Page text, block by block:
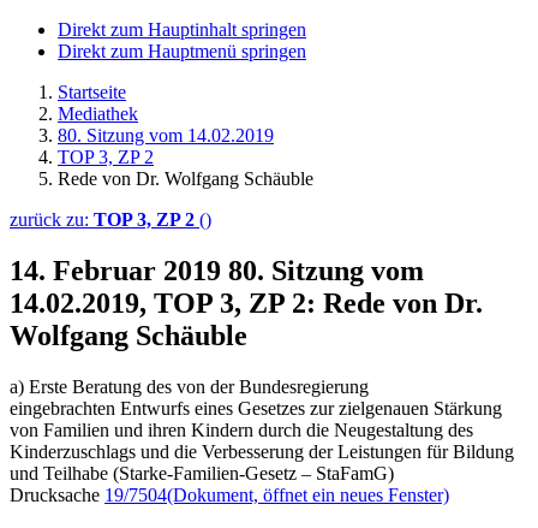
Direkt zum Hauptinhalt springen
Direkt zum Hauptmenü springen
Startseite
Mediathek
80. Sitzung vom 14.02.2019
TOP 3, ZP 2
Rede von Dr. Wolfgang Schäuble
zurück zu: TOP 3, ZP 2 ()
14. Februar 2019 80. Sitzung vom
14.02.2019, TOP 3, ZP 2: Rede von Dr.
Wolfgang Schäuble
a) Erste Beratung des von der Bundesregierung
eingebrachten Entwurfs eines Gesetzes zur zielgenauen Stärkung
von Familien und ihren Kindern durch die Neugestaltung des
Kinderzuschlags und die Verbesserung der Leistungen für Bildung
und Teilhabe (Starke-Familien-Gesetz – StaFamG)
Drucksache 19/7504(Dokument, öffnet ein neues Fenster)